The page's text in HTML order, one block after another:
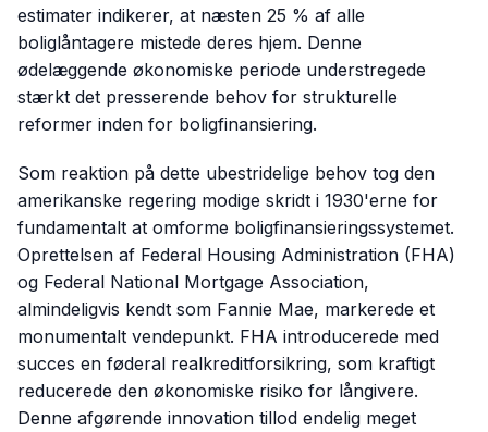
estimater indikerer, at næsten 25 % af alle
boliglåntagere mistede deres hjem. Denne
ødelæggende økonomiske periode understregede
stærkt det presserende behov for strukturelle
reformer inden for boligfinansiering.
Som reaktion på dette ubestridelige behov tog den
amerikanske regering modige skridt i 1930'erne for
fundamentalt at omforme boligfinansieringssystemet.
Oprettelsen af Federal Housing Administration (FHA)
og Federal National Mortgage Association,
almindeligvis kendt som Fannie Mae, markerede et
monumentalt vendepunkt. FHA introducerede med
succes en føderal realkreditforsikring, som kraftigt
reducerede den økonomiske risiko for långivere.
Denne afgørende innovation tillod endelig meget